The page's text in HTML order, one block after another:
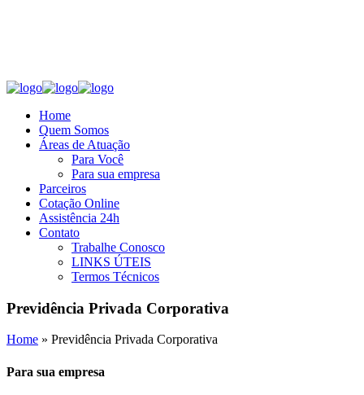
Home
Quem Somos
Áreas de Atuação
Para Você
Para sua empresa
Parceiros
Cotação Online
Assistência 24h
Contato
Trabalhe Conosco
LINKS ÚTEIS
Termos Técnicos
Previdência Privada Corporativa
Home » Previdência Privada Corporativa
Para sua empresa